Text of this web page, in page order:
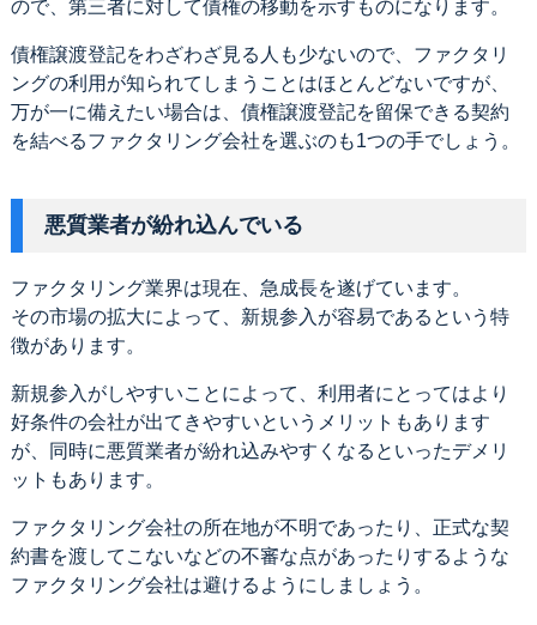
ので、第三者に対して債権の移動を示すものになります。
債権譲渡登記をわざわざ見る人も少ないので、ファクタリ
ングの利用が知られてしまうことはほとんどないですが、
万が一に備えたい場合は、債権譲渡登記を留保できる契約
を結べるファクタリング会社を選ぶのも1つの手でしょう。
悪質業者が紛れ込んでいる
ファクタリング業界は現在、急成長を遂げています。
その市場の拡大によって、新規参入が容易であるという特
徴があります。
新規参入がしやすいことによって、利用者にとってはより
好条件の会社が出てきやすいというメリットもあります
が、同時に悪質業者が紛れ込みやすくなるといったデメリ
ットもあります。
ファクタリング会社の所在地が不明であったり、正式な契
約書を渡してこないなどの不審な点があったりするような
ファクタリング会社は避けるようにしましょう。